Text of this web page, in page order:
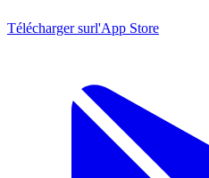
Télécharger surl'App Store